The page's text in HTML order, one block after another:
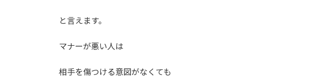
と言えます。
マナーが悪い人は
相手を傷つける意図がなくても